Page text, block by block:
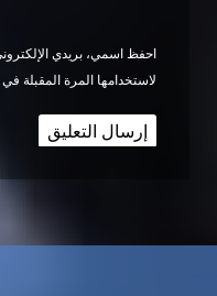
احفظ اسمي، بريدي
لاستخدامها المرة المقبلة